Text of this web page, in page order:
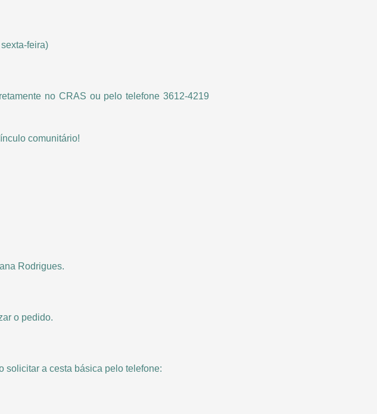
feira)
no CRAS ou pelo telefone 3612-4219
comunitário!
Rodrigues.
o pedido.
solicitar a cesta básica pelo telefone: